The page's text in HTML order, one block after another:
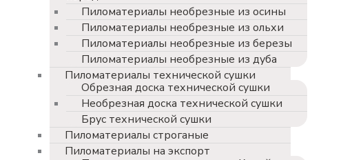
Пиломатериалы необрезные из осины
Пиломатериалы необрезные из ольхи
Пиломатериалы необрезные из березы
Пиломатериалы необрезные из дуба
Пиломатериалы технической сушки
Обрезная доска технической сушки
Необрезная доска технической сушки
Брус технической сушки
Пиломатериалы строганые
Пиломатериалы на экспорт